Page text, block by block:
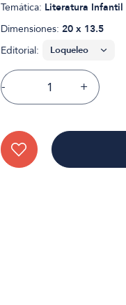
Temática: Literatura Infantil
Dimensiones: 20 x 13.5
Editorial:
- +